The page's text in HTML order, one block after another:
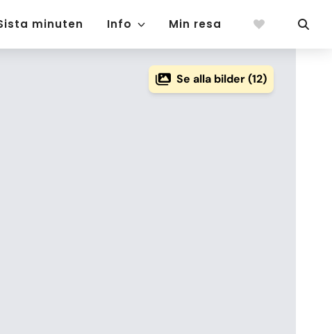
minuten Info Min resa
Se alla bilder (12)